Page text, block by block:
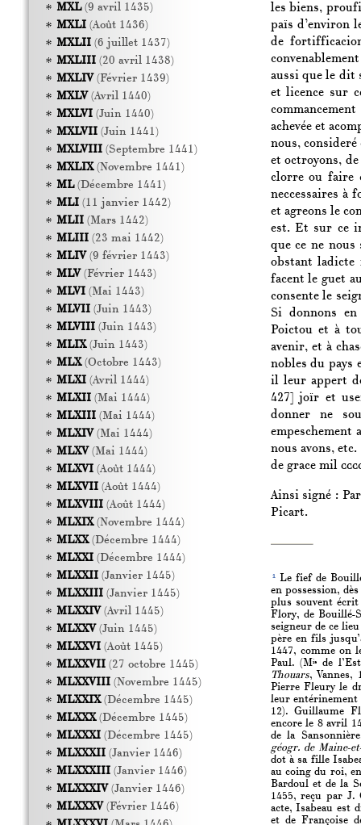
les biens,
païs d’environ
de
aussi que le dit
et licence sur
achevée et
nous,
et octroyons,
clorre ou faire
neccessaires à
et agreons le
est. Et sur ce
que ce ne
obstant ladicte
facent le guet
consente le
Si donnons en
Poictou et à
avenir, et à
nobles du pays
il leur appert
427]
joïr et
donner ne
nous avons,
de grace mil
Ainsi signé :
Picart.
1Le fief de
en possession,
plus souvent
Flory, de Bouillé-
seigneur de ce
père en fils
1447, comme on
Paul. (Mis
de
Thouars, Vannes,
Pierre Fleury le
leur entérinement
12). Guillaume
encore le 8 avril
de la
géogr. de Maine-
dot à sa fille
au coing du roi,
Bardoul et de la
1455, reçu par J.
acte, Isabeau est
et de Françoise
MXL(9 avril 1435)
MXLI(Août 1436)
MXLII(6 juillet 1437)
MXLIII(20 avril 1438)
MXLIV(Février 1439)
MXLV(Avril 1440)
MXLVI(Juin 1440)
MXLVII(Juin 1441)
MXLVIII(Septembre 1441)
MXLIX(Novembre 1441)
ML(Décembre 1441)
MLI(11 janvier 1442)
MLII(Mars 1442)
MLIII(23 mai 1442)
MLIV(9 février 1443)
MLV(Février 1443)
MLVI(Mai 1443)
MLVII(Juin 1443)
MLVIII(Juin 1443)
MLIX(Juin 1443)
MLX(Octobre 1443)
MLXI(Avril 1444)
MLXII(Mai 1444)
MLXIII(Mai 1444)
MLXIV(Mai 1444)
MLXV(Mai 1444)
MLXVI(Août 1444)
MLXVII(Août 1444)
MLXVIII(Août 1444)
MLXIX(Novembre 1444)
MLXX(Décembre 1444)
MLXXI(Décembre 1444)
MLXXII(Janvier 1445)
MLXXIII(Janvier 1445)
MLXXIV(Avril 1445)
MLXXV(Juin 1445)
MLXXVI(Août 1445)
MLXXVII(27 octobre 1445)
MLXXVIII(Novembre 1445)
MLXXIX(Décembre 1445)
MLXXX(Décembre 1445)
MLXXXI(Décembre 1445)
MLXXXII(Janvier 1446)
MLXXXIII(Janvier 1446)
MLXXXIV(Janvier 1446)
MLXXXV(Février 1446)